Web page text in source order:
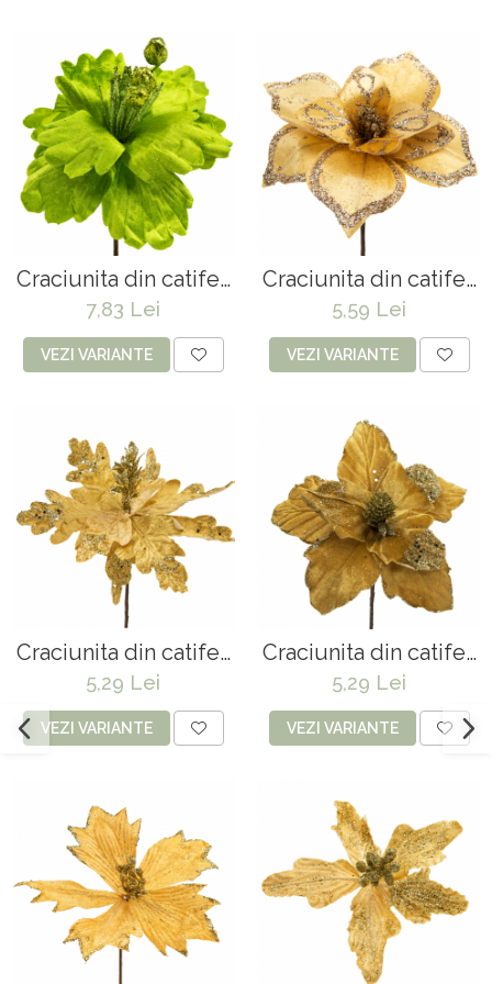
Copaci si Plante
Flori artificiale la ghiveci
Verdeata decorativa
Craciunita din catifea
- 30 x 18 cm
7,83 Lei
VEZI VARIANTE
Craciunita din catifea
- 23 x 18 cm
5,59 Lei
VEZI VARIANTE
Craciunita din catifea
- 23 x 15 cm
5,29 Lei
VEZI VARIANTE
Craciunita din catifea
- 24 x 15 cm
5,29 Lei
VEZI VARIANTE